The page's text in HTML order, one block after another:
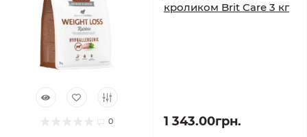
0
кроликом Brit Care 3 кг
1 343.00грн.